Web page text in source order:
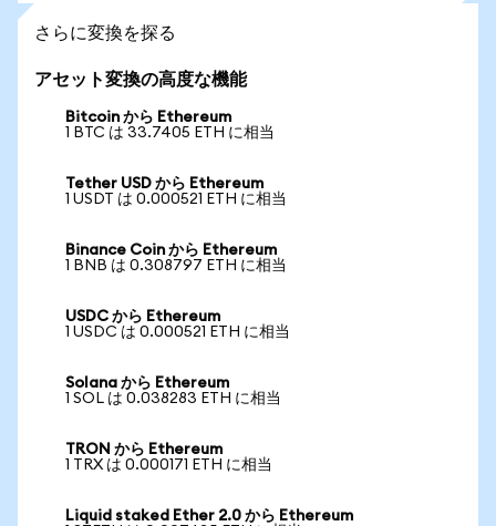
さらに変換を探る
アセット変換の高度な機能
Bitcoin から Ethereum
1 BTC は 33.7405 ETH に相当
Tether USD から Ethereum
1 USDT は 0.000521 ETH に相当
Binance Coin から Ethereum
1 BNB は 0.308797 ETH に相当
USDC から Ethereum
1 USDC は 0.000521 ETH に相当
Solana から Ethereum
1 SOL は 0.038283 ETH に相当
TRON から Ethereum
1 TRX は 0.000171 ETH に相当
Liquid staked Ether 2.0 から Ethereum